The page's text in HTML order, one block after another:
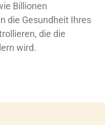
Billionen
die Gesundheit Ihres
die die
wird.